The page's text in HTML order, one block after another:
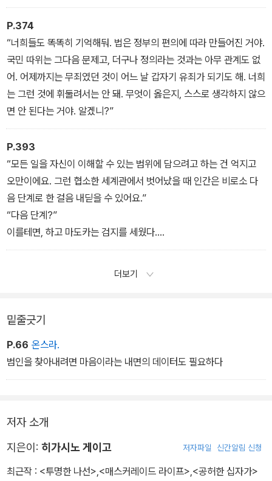
“그걸 어떻게 알아요? 마도카 씨는 대체 뭐 하는 사람이에요?”
마도카가 두 팔을 허리에 짚고 준야를 노려보았다.
“어떻게 아느냐고? 나니까 알아. 그 밖에 달리 설명할 방법이 없어.
그래도 만족스럽지 않다면 이렇게 대답해둘까? 나는 마녀야. 어때,
그거면 되겠니?”
P.374
“너희들도 똑똑히 기억해둬. 법은 정부의 편의에 따라 만들어진 거야.
국민 따위는 그다음 문제고, 더구나 정의라는 것과는 아무 관계도 없
어. 어제까지는 무죄였던 것이 어느 날 갑자기 유죄가 되기도 해. 너희
는 그런 것에 휘둘려서는 안 돼. 무엇이 옳은지, 스스로 생각하지 않으
면 안 된다는 거야. 알겠니?”
P.393
“모든 일을 자신이 이해할 수 있는 범위에 담으려고 하는 건 억지고
오만이에요. 그런 협소한 세계관에서 벗어났을 때 인간은 비로소 다
음 단계로 한 걸음 내딛을 수 있어요.”
“다음 단계?”
이를테면, 하고 마도카는 검지를 세웠다.
“딜러를 했던 게 내가 아니라 로봇이었다고 해볼까요? AI로 컨트롤하
“그건…… 질문하지 않겠네요. 알려줘도 이해를 못할 테니까.”
것도 가능하다. 그걸로 끝이에요. 어떤 의문도 품지 않아요. 그렇죠?”
“그렇겠네요. 맞는 말이에요.”
는 안 되죠.”
더보기
밑줄긋기
P.66 온스라.
범인을 찾아내려면 마음이라는 내면의 데이터도 필요하다
저자 소개
지은이: 히가시노 게이고 저자파일 신간알림 신청
최근작 : <투명한 나선> <매스커레이드 라이프> <공허한 십자가>